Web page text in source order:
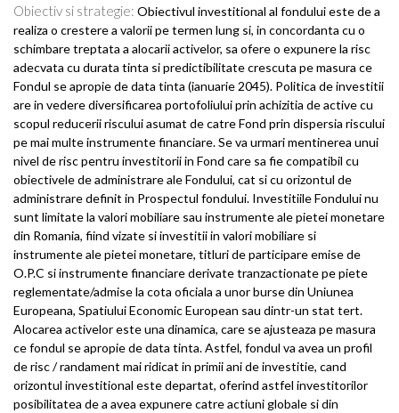
Obiectiv si strategie: Obiectivul investitional al fondului este de a
realiza o crestere a valorii pe termen lung si, in concordanta cu o
schimbare treptata a alocarii activelor, sa ofere o expunere la risc
adecvata cu durata tinta si predictibilitate crescuta pe masura ce
Fondul se apropie de data tinta (ianuarie 2045). Politica de investitii
are in vedere diversificarea portofoliului prin achizitia de active cu
scopul reducerii riscului asumat de catre Fond prin dispersia riscului
pe mai multe instrumente financiare. Se va urmari mentinerea unui
nivel de risc pentru investitorii in Fond care sa fie compatibil cu
obiectivele de administrare ale Fondului, cat si cu orizontul de
administrare definit in Prospectul fondului. Investitiile Fondului nu
sunt limitate la valori mobiliare sau instrumente ale pietei monetare
din Romania, fiind vizate si investitii in valori mobiliare si
instrumente ale pietei monetare, titluri de participare emise de
O.P.C si instrumente financiare derivate tranzactionate pe piete
reglementate/admise la cota oficiala a unor burse din Uniunea
Europeana, Spatiului Economic European sau dintr-un stat tert.
Alocarea activelor este una dinamica, care se ajusteaza pe masura
ce fondul se apropie de data tinta. Astfel, fondul va avea un profil
de risc / randament mai ridicat in primii ani de investitie, cand
orizontul investitional este departat, oferind astfel investitorilor
posibilitatea de a avea expunere catre actiuni globale si din